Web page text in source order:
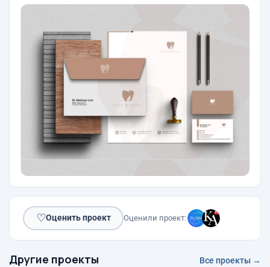
♡Оценить проект Оценили проект:
Другие проекты Все проекты →